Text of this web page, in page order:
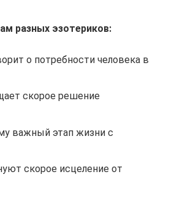
разных эзотериков:
о потребности человека в
скорое решение
важный этап жизни с
скорое исцеление от